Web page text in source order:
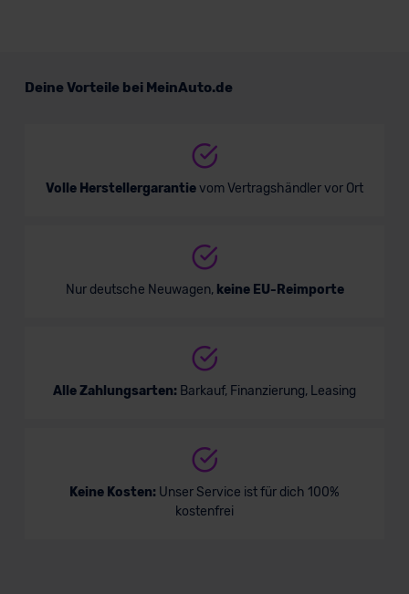
Deine Vorteile bei MeinAuto.de
Volle Herstellergarantievom Vertragshändler vor Ort
Nur deutsche Neuwagen, keine EU-Reimporte
Alle Zahlungsarten: Barkauf, Finanzierung, Leasing
Keine Kosten: Unser Service ist für dich 100%
kostenfrei